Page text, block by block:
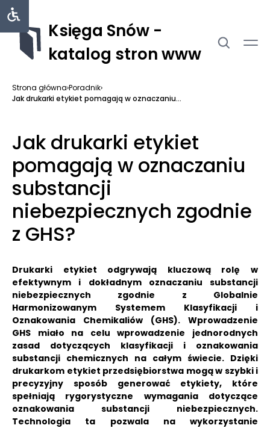
Księga Snów -
katalog stron www
Strona główna›Poradnik›
Jak drukarki etykiet pomagają w oznaczaniu...
Jak drukarki etykiet
pomagają w oznaczaniu
substancji
niebezpiecznych zgodnie
z GHS?
Drukarki etykiet odgrywają kluczową rolę w
efektywnym i dokładnym oznaczaniu substancji
niebezpiecznych zgodnie z Globalnie
Harmonizowanym Systemem Klasyfikacji i
Oznakowania Chemikaliów (GHS). Wprowadzenie
GHS miało na celu wprowadzenie jednorodnych
zasad dotyczących klasyfikacji i oznakowania
substancji chemicznych na całym świecie. Dzięki
drukarkom etykiet przedsiębiorstwa mogą w szybki i
precyzyjny sposób generować etykiety, które
spełniają rygorystyczne wymagania dotyczące
oznakowania substancji niebezpiecznych.
Technologia ta pozwala na wykorzystanie